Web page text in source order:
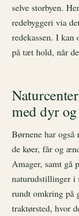
selve storbyen.
redebyggeri via
redekassen. I kan
på tæt hold, når
med dyr
Børnene har
de køer, får og
Amager, samt gå
naturudstillinger i
rundt omkring på
traktørsted, hvor